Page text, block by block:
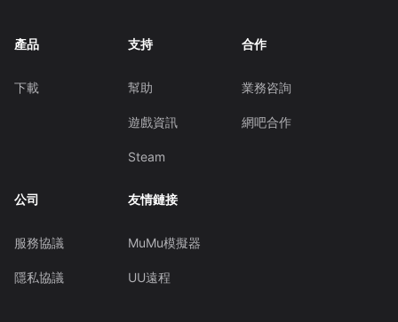
產品
下載
支持
幫助
遊戲資訊
Steam
合作
業務咨詢
網吧合作
公司
服務協議
隱私協議
友情鏈接
MuMu模擬器
UU遠程